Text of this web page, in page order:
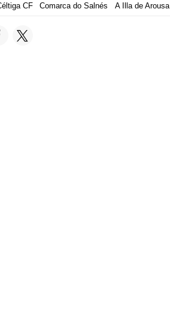
CF Comarca do Salnés A Illa de Arousa